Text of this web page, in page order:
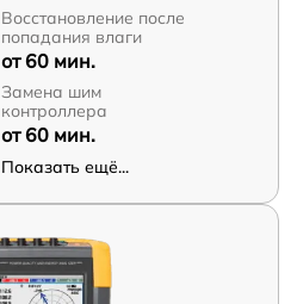
Восстановление после
попадания влаги
от 60 мин.
Замена шим
контроллера
от 60 мин.
Показать ещё...